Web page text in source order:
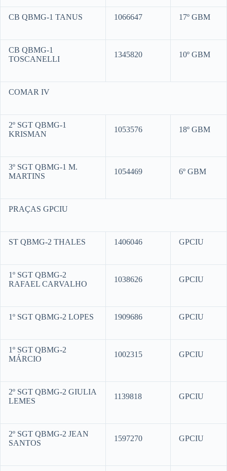
CB QBMG-1 TANUS 1066647 17º GBM
CB QBMG-1
TOSCANELLI
1345820 10º GBM
COMAR IV
2º SGT QBMG-1
KRISMAN
1053576 18º GBM
3º SGT QBMG-1 M.
MARTINS
1054469 6º GBM
PRAÇAS GPCIU
ST QBMG-2 THALES 1406046 GPCIU
1º SGT QBMG-2
RAFAEL CARVALHO
1038626 GPCIU
1º SGT QBMG-2 LOPES 1909686 GPCIU
1º SGT QBMG-2
MÁRCIO
1002315 GPCIU
2º SGT QBMG-2 GIULIA
LEMES
1139818 GPCIU
2º SGT QBMG-2 JEAN
SANTOS
1597270 GPCIU